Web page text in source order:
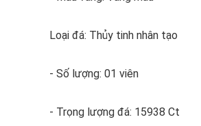
Loại đá: Thủy tinh nhân tạo
- Số lượng: 01 viên
- Trọng lượng đá: 15938 Ct